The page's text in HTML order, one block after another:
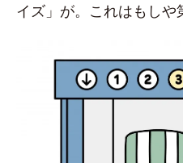
イズ」が。これはもし